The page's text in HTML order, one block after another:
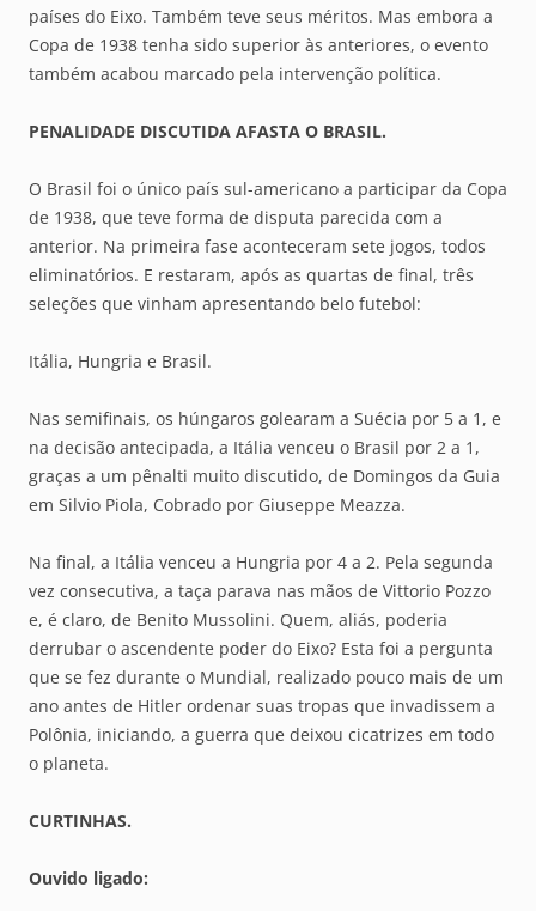
países do Eixo. Também teve seus méritos. Mas embora a
Copa de 1938 tenha sido superior às anteriores, o evento
também acabou marcado pela intervenção política.
PENALIDADE DISCUTIDA AFASTA O BRASIL.
O Brasil foi o único país sul-americano a participar da Copa
de 1938, que teve forma de disputa parecida com a
anterior. Na primeira fase aconteceram sete jogos, todos
eliminatórios. E restaram, após as quartas de final, três
seleções que vinham apresentando belo futebol:
Itália, Hungria e Brasil.
Nas semifinais, os húngaros golearam a Suécia por 5 a 1, e
na decisão antecipada, a Itália venceu o Brasil por 2 a 1,
graças a um pênalti muito discutido, de Domingos da Guia
em Silvio Piola, Cobrado por Giuseppe Meazza.
Na final, a Itália venceu a Hungria por 4 a 2. Pela segunda
vez consecutiva, a taça parava nas mãos de Vittorio Pozzo
e, é claro, de Benito Mussolini. Quem, aliás, poderia
derrubar o ascendente poder do Eixo? Esta foi a pergunta
que se fez durante o Mundial, realizado pouco mais de um
ano antes de Hitler ordenar suas tropas que invadissem a
Polônia, iniciando, a guerra que deixou cicatrizes em todo
o planeta.
CURTINHAS.
Ouvido ligado: